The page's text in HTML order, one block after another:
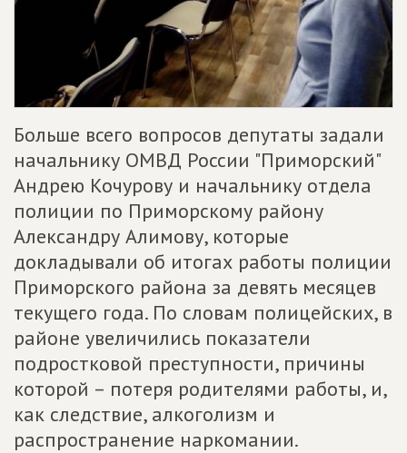
Больше всего вопросов депутаты задали
начальнику ОМВД России "Приморский"
Андрею Кочурову и начальнику отдела
полиции по Приморскому району
Александру Алимову, которые
докладывали об итогах работы полиции
Приморского района за девять месяцев
текущего года. По словам полицейских, в
районе увеличились показатели
подростковой преступности, причины
которой – потеря родителями работы, и,
как следствие, алкоголизм и
распространение наркомании.